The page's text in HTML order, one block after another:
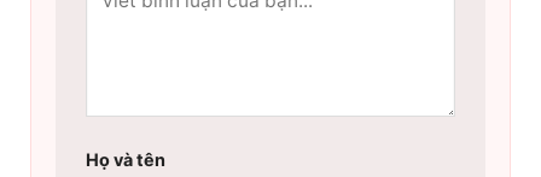
Họ và tên